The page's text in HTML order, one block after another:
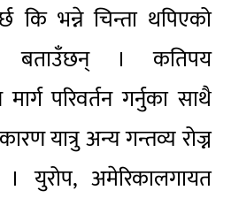
कि भन्ने चिन्ता थपिएको
बताउँछन् । कतिपय
परिवर्तन गर्नुका साथै
यात्रु अन्य गन्तव्य रोज्न
युरोप, अमेरिकालगायत